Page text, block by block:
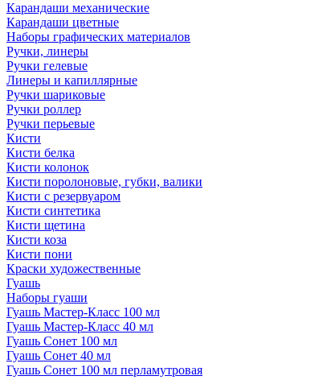
Карандаши механические
Карандаши цветные
Наборы графических материалов
Ручки, линеры
Ручки гелевые
Линеры и капиллярные
Ручки шариковые
Ручки роллер
Ручки перьевые
Кисти
Кисти белка
Кисти колонок
Кисти поролоновые, губки, валики
Кисти с резервуаром
Кисти синтетика
Кисти щетина
Кисти коза
Кисти пони
Краски художественные
Гуашь
Наборы гуаши
Гуашь Мастер-Класс 100 мл
Гуашь Мастер-Класс 40 мл
Гуашь Сонет 100 мл
Гуашь Сонет 40 мл
Гуашь Сонет 100 мл перламутровая